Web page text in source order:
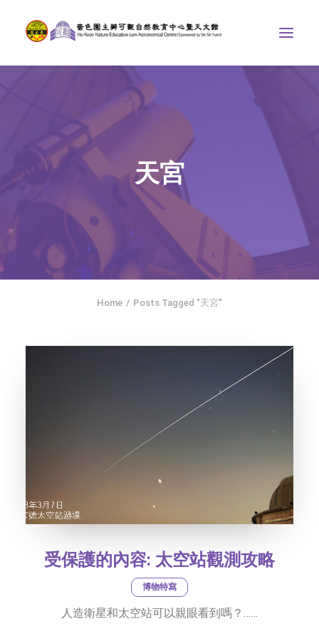
天文館
博物天地
比賽/專題計劃
聯絡我們
SEARCH
社交平台
天宮
Home Posts Tagged "天宮"
受保護的內容: 太空站觀測攻略
博物特寫
人造衛星和太空站可以親眼看到嗎？……